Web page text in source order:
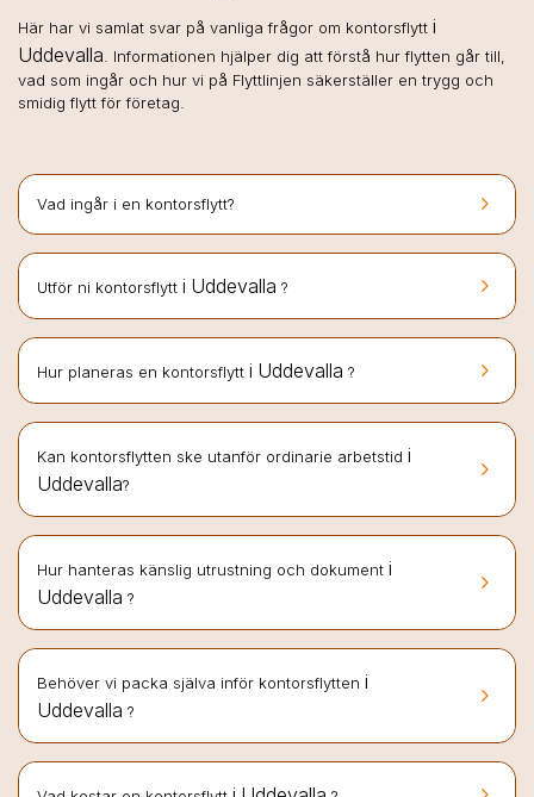
Här har vi samlat svar på vanliga frågor om kontorsflytt i
Uddevalla . Informationen hjälper dig att förstå hur flytten går till,
vad som ingår och hur vi på Flyttlinjen säkerställer en trygg och
smidig flytt för företag.
keyboard_arrow_right
Vad ingår i en kontorsflytt?
keyboard_arrow_right
Utför ni kontorsflytt i Uddevalla ?
keyboard_arrow_right
Hur planeras en kontorsflytt i Uddevalla ?
keyboard_arrow_right
Kan kontorsflytten ske utanför ordinarie arbetstid i
Uddevalla?
keyboard_arrow_right
Hur hanteras känslig utrustning och dokument i
Uddevalla ?
keyboard_arrow_right
Behöver vi packa själva inför kontorsflytten i
Uddevalla ?